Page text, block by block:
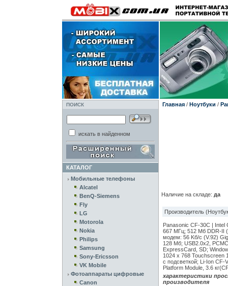
ПОИСК
искать в найденном
КАТАЛОГ
Мобильные телефоны
Alcatel
BenQ-Siemens
Fly
LG
Motorola
Nokia
Philips
Samsung
Sony-Ericsson
VK Mobile
Фотоаппараты цифровые
Canon
Главная/ Ноутбуки /
Наличие на складе: да
Производитель
Panasonic CF-30C | Intel
667 МГц; 512 Mб DDR-II
модем: 56 Kб/с (V.92)
128 Мб; USB2.0x2,
ExpressCard, SD;
1024 x 768 Touchscreen
с подсветкой; Li-Ion
Platform Module, 3.6
характеристики
производителя